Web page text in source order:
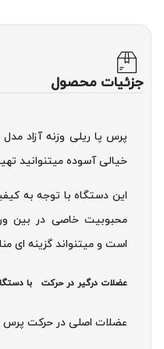
جزئیات محصول
پرس پا ریلی وزنه آزاد
خیالی آسوده میتنوانید
این دستگاه با توجه به
محبوبیت خاصی در بین
است و میتنواند گزینه ای
عضلات درگیر در حرکت با
عضلات اصلی در حرکت پرس